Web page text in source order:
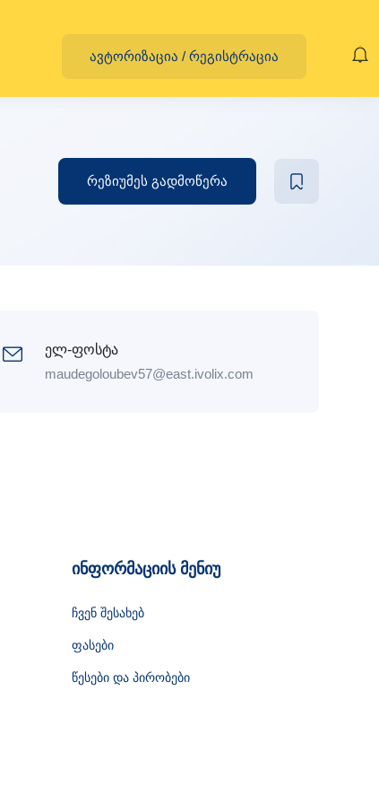
ავტორიზაცია / რეგისტრაცია
რეზიუმეს გადმოწერა
ელ-ფოსტა
maudegoloubev57@east.ivolix.com
ინფორმაციის მენიუ
ჩვენ შესახებ
ფასები
წესები და პირობები